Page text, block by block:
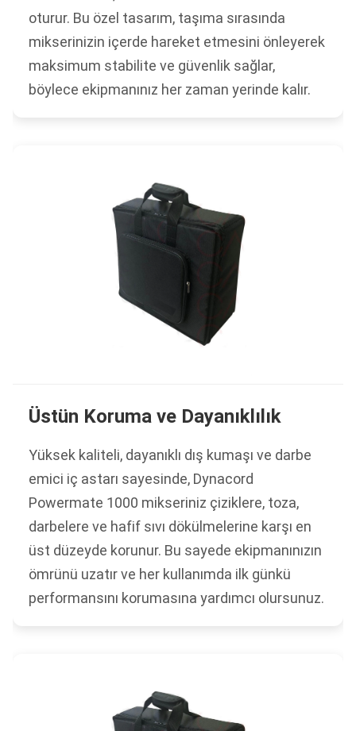
oturur. Bu özel tasarım, taşıma sırasında
mikserinizin içerde hareket etmesini önleyerek
maksimum stabilite ve güvenlik sağlar,
böylece ekipmanınız her zaman yerinde kalır.
Üstün Koruma ve Dayanıklılık
Yüksek kaliteli, dayanıklı dış kumaşı ve darbe
emici iç astarı sayesinde, Dynacord
Powermate 1000 mikseriniz çiziklere, toza,
darbelere ve hafif sıvı dökülmelerine karşı en
üst düzeyde korunur. Bu sayede ekipmanınızın
ömrünü uzatır ve her kullanımda ilk günkü
performansını korumasına yardımcı olursunuz.